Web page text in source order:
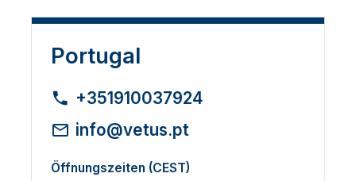
Portugal
+351910037924
info@vetus.pt
Öffnungszeiten (CEST)